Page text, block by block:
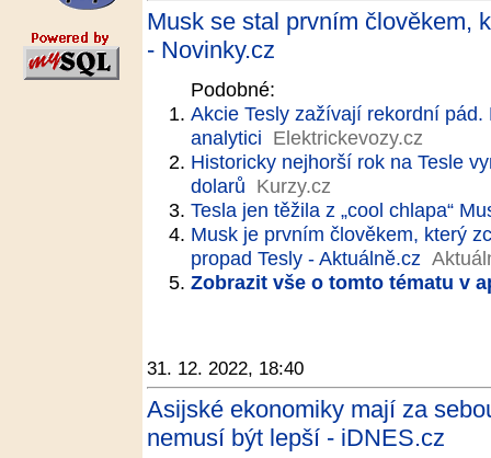
Musk se stal prvním člověkem,
- Novinky.cz
Podobné:
Akcie Tesly zažívají rekordní
analytici Elektrickevozy.cz
Historicky nejhorší rok na Tesle
dolarů Kurzy.cz
Tesla jen těžila z „cool chlapa“
Musk je prvním člověkem, který
propad Tesly - Aktuálně.cz
Zobrazit vše o tomto tématu v
31. 12. 2022, 18:40
Asijské ekonomiky mají za
nemusí být lepší - iDNES.cz